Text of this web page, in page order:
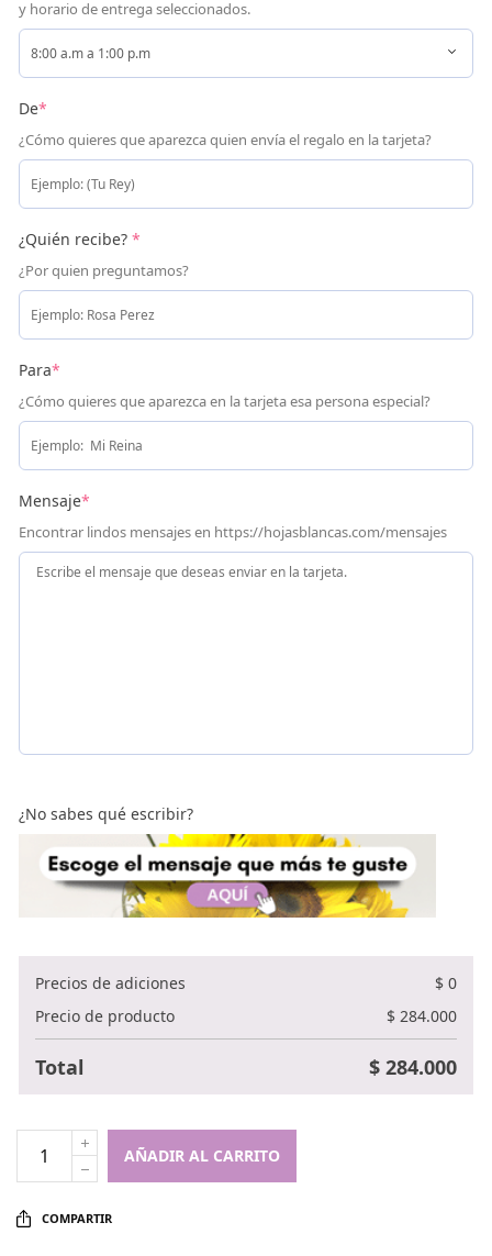
y horario de entrega seleccionados.
De*
¿Cómo quieres que aparezca quien envía el regalo en la tarjeta?
¿Quién recibe? *
¿Por quien preguntamos?
Para*
¿Cómo quieres que aparezca en la tarjeta esa persona especial?
Mensaje*
Encontrar lindos mensajes en https://hojasblancas.com/mensajes
¿No sabes qué escribir?
Precios de adiciones $ 0
Precio de producto
$ 284.000
Total $ 284.000
AÑADIR AL CARRITO
COMPARTIR